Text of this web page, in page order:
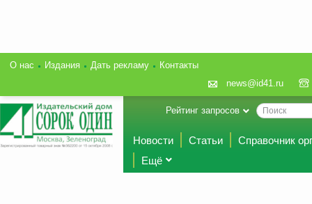
О нас Издания Дать рекламу
Контакты
news@id41.ru
Рейтинг запросов
Новости Статьи
Справочник
Ещё